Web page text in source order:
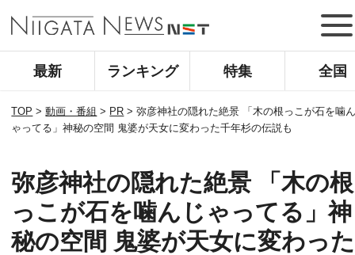
最新 ランキング 特集 全国
TOP >動画・番組 > PR >弥彦神社の隠れた絶景 「木の根っこが石を噛
ゃってる」神秘の空間 鬼婆が天女に変わった千年杉の伝説も
弥彦神社の隠れた絶景 「木の根
っこが石を噛んじゃってる」神
秘の空間 鬼婆が天女に変わった